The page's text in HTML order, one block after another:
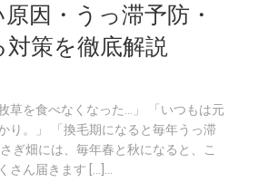
因・うっ滞予防・
策を徹底解説
草を食べなくなった…」 「いつもは元
り。」 「換毛期になると毎年うっ滞
ぎ畑には、毎年春と秋になると、こ
ん届きます […]...